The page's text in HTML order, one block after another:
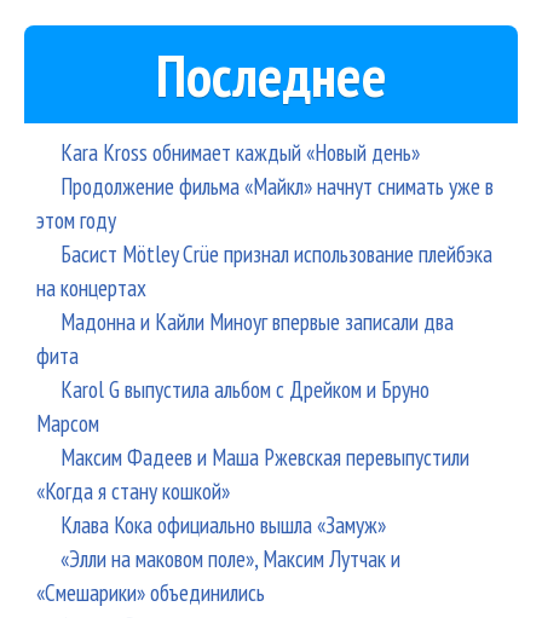
Последнее
Kara Kross обнимает каждый «Новый день»
Продолжение фильма «Майкл» начнут снимать уже в
этом году
Басист Mötley Crüe признал использование плейбэка
на концертах
Мадонна и Кайли Миноуг впервые записали два
фита
Karol G выпустила альбом с Дрейком и Бруно
Марсом
Максим Фадеев и Маша Ржевская перевыпустили
«Когда я стану кошкой»
Клава Кока официально вышла «Замуж»
«Элли на маковом поле», Максим Лутчак и
«Смешарики» объединились